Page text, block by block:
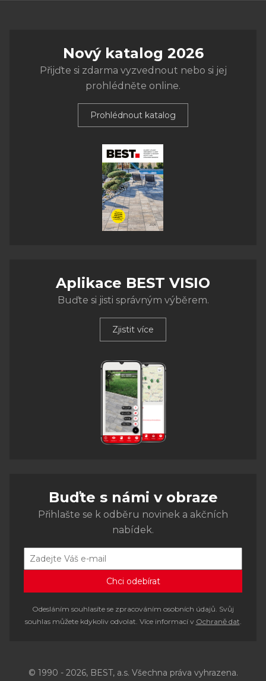
Nový katalog 2026
Přijďte si zdarma vyzvednout nebo si jej
prohlédněte online.
Prohlédnout katalog
Aplikace BEST VISIO
Buďte si jisti správným výběrem.
Zjistit více
Buďte s námi v obraze
Přihlašte se k odběru novinek a akčních
nabídek.
Odesláním souhlasíte se zpracováním osobních údajů. Svůj
souhlas můžete kdykoliv odvolat. Více informací v Ochraně dat.
© 1990 - 2026, BEST, a.s. Všechna práva vyhrazena.